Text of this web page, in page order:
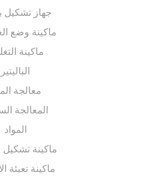
جهاز تشكيل بالنفخ
ماكينة وضع العلامات
ماكينة التغليف
الباليتير
معالجة المياه
المعالجة السابقة
ماكينة تشكيل بالحقن
ماكينة تعبئة الأكياس